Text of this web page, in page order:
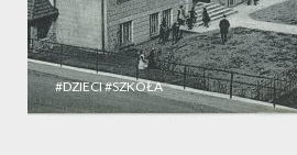
#DZIECI#SZKOŁA